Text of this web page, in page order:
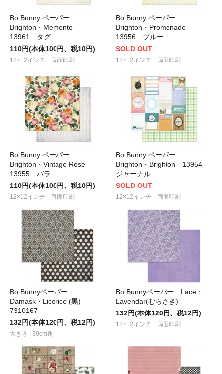
Bo Bunny ペーパー
Brighton・Memento
13961 タグ
110円(本体100円、税10円)
12×12インチ 両面印刷
Bo Bunny ペーパー
Brighton・Promenade
13956 ブルー
SOLD OUT
12×12インチ 両面印刷
Bo Bunny ペーパー
Brighton・Vintage Rose
13955 バラ
110円(本体100円、税10円)
12×12インチ 両面印刷
Bo Bunny ペーパー
Brighton・Brighton 13954
ジャーナル
SOLD OUT
12×12インチ 両面印刷
Bo Bunnyペーパー
Damask・Licorice (黒)
7310167
132円(本体120円、税12円)
大きさ : 30cm角
Bo Bunnyペーパー Lace・
Lavendar(むらさき)
132円(本体120円、税12円)
12×12インチ 両面印刷